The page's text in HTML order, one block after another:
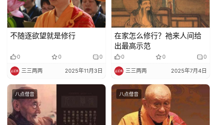
不随逐欲望就是修行
0 0 0
三三两两 2025年11月3日
在家怎么修行？祂来人间给
出最高示范
0 0 0
三三两两 2025年7月4日
八点僧音 八点僧音